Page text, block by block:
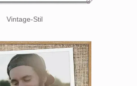
Vintage-Stil